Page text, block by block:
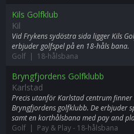
Kils Golfklub
Kil
Vid Frykens sydöstra sida ligger Kils
erbjuder golfspel på en 18-håls bana.
Golf | 18-hålsbana
Bryngfjordens Golfklubb
Karlstad
Precis utanför Karlstad centrum finner
Bryngfjordens golfklubb. De erbjuder
samt en korthålsbana med pay and
Golf | Pay & Play- 18-hålsbana